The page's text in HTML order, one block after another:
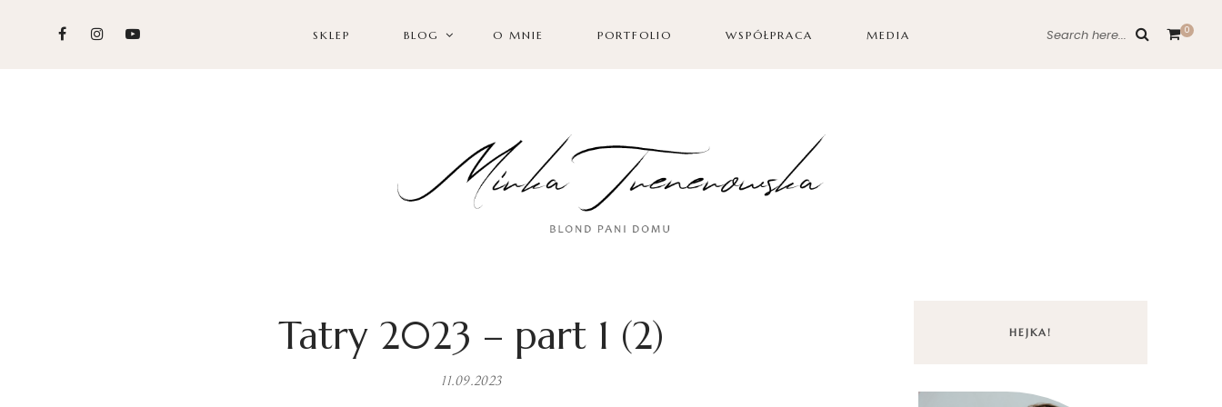
SKLEP BLOG O MNIE PORTFOLIO WSPÓŁPRACA MEDIA Search here... 0
Tatry 2023 – part 1 (2)
11.09.2023
HEJKA!